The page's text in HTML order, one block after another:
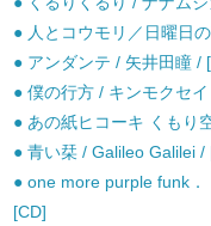
● 人とコウモリ／日曜日
● アンダンテ / 矢井田瞳 /
● 僕の行方 / キンモクセ
● あの紙ヒコーキ くもり
● 青い栞 / Galileo Galilei /
● one more purple funk
[CD]